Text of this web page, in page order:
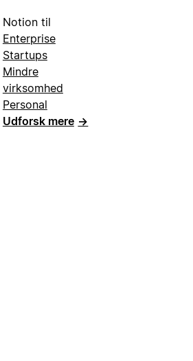
Notion til
Enterprise
Startups
Mindre
virksomhed
Personal
Udforsk mere →